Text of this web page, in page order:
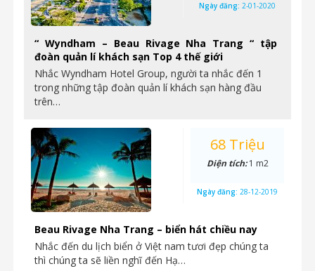
“ Wyndham – Beau Rivage Nha Trang “ tập
đoàn quản lí khách sạn Top 4 thế giới
Nhắc Wyndham Hotel Group, người ta nhắc đến 1
trong những tập đoàn quản lí khách sạn hàng đầu
trên…
Ngày đăng: 2-01-2020
Beau Rivage Nha Trang – biển hát chiều nay
Nhắc đến du lịch biển ở Việt nam tươi đẹp chúng ta
thì chúng ta sẽ liền nghĩ đến Hạ…
68 Triệu
Diện tích:1 m2
Ngày đăng: 28-12-2019